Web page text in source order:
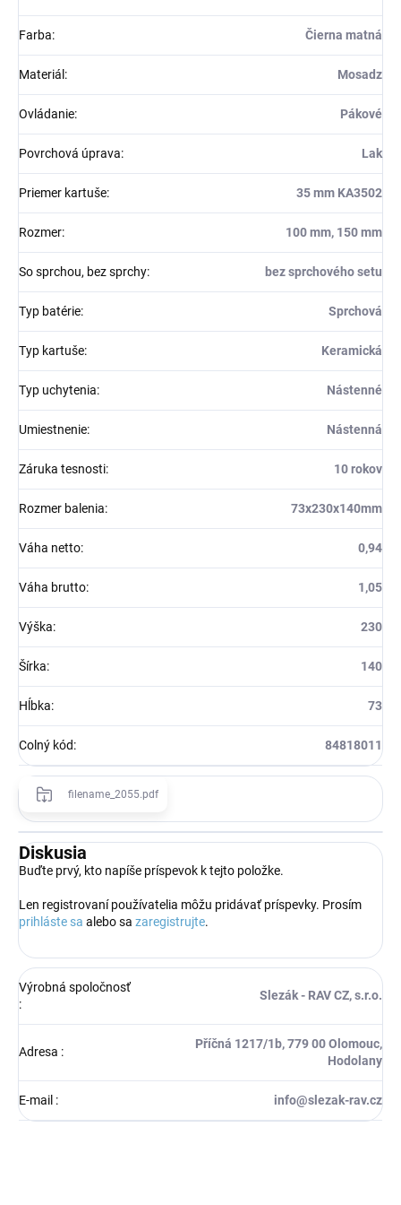
Farba: Čierna matná
Materiál : Mosadz
Ovládanie: Pákové
Povrchová úprava: Lak
Priemer kartuše: 35 mm KA3502
Rozmer: 100 mm, 150 mm
So sprchou, bez sprchy: bez sprchového setu
Typ batérie: Sprchová
Typ kartuše: Keramická
Typ uchytenia: Nástenné
Umiestnenie: Nástenná
Záruka tesnosti: 10 rokov
Rozmer balenia: 73x230x140mm
Váha netto: 0,94
Váha brutto: 1,05
Výška: 230
Šírka: 140
Hĺbka: 73
Colný kód: 84818011
filename_2055.pdf
Diskusia
Buďte prvý, kto napíše príspevok k tejto položke.
Len registrovaní používatelia môžu pridávať príspevky. Prosím
prihláste sa alebo sa zaregistrujte.
Výrobná spoločnosť
:
Slezák - RAV CZ, s.r.o.
Adresa :
Příčná 1217/1b, 779 00 Olomouc,
Hodolany
E-mail : info@slezak-rav.cz